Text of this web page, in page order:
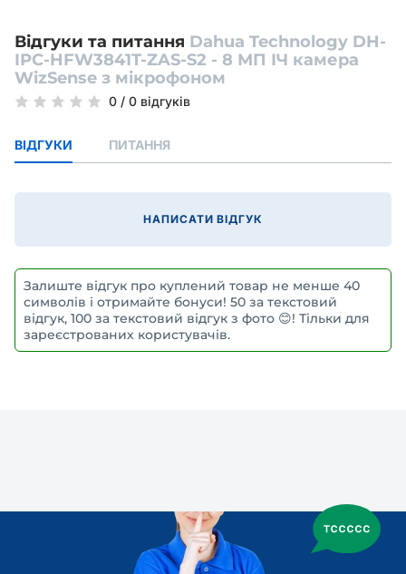
Відгуки та питання Dahua Technology DH-
IPC-HFW3841T-ZAS-S2 - 8 МП ІЧ камера
WizSense з мікрофоном
0 / 0 відгуків
ВІДГУКИ ПИТАННЯ
НАПИСАТИ ВІДГУК
Залиште відгук про куплений товар не менше 40
символів і отримайте бонуси! 50 за текстовий
відгук, 100 за текстовий відгук з фото 😊! Тільки для
зареєстрованих користувачів.